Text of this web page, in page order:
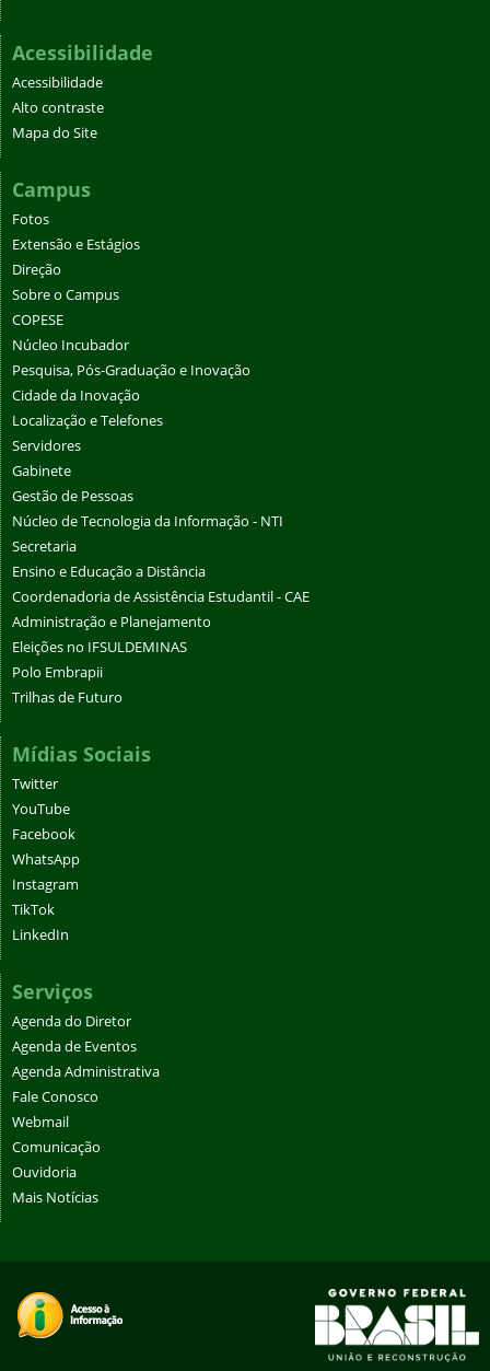
Acessibilidade
Acessibilidade
Alto contraste
Mapa do Site
Campus
Fotos
Extensão e Estágios
Direção
Sobre o Campus
COPESE
Núcleo Incubador
Pesquisa, Pós-Graduação e Inovação
Cidade da Inovação
Localização e Telefones
Servidores
Gabinete
Gestão de Pessoas
Núcleo de Tecnologia da Informação - NTI
Secretaria
Ensino e Educação a Distância
Coordenadoria de Assistência Estudantil - CAE
Administração e Planejamento
Eleições no IFSULDEMINAS
Polo Embrapii
Trilhas de Futuro
Mídias Sociais
Twitter
YouTube
Facebook
WhatsApp
Instagram
TikTok
LinkedIn
Serviços
Agenda do Diretor
Agenda de Eventos
Agenda Administrativa
Fale Conosco
Webmail
Comunicação
Ouvidoria
Mais Notícias